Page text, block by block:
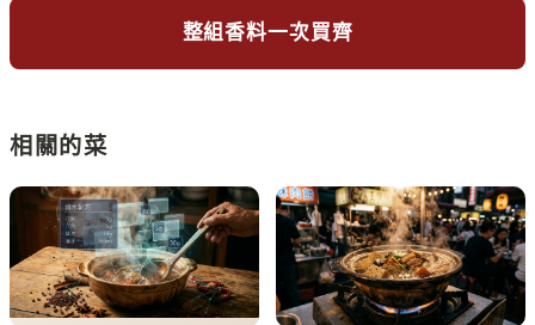
整組香料一次買齊
相關的菜